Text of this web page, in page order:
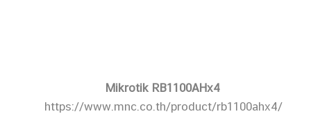
Mikrotik RB1100AHx4
https://www.mnc.co.th/product/rb1100ahx4/